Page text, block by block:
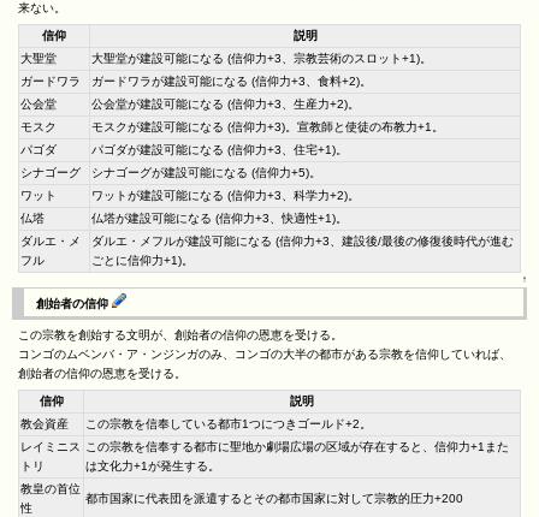
来ない。
信仰
説明
大聖堂
大聖堂が建設可能になる (信仰力+3、宗教芸術のスロット+1)。
ガードワラ
ガードワラが建設可能になる (信仰力+3、食料+2)。
公会堂
公会堂が建設可能になる (信仰力+3、生産力+2)。
モスク
モスクが建設可能になる (信仰力+3)。宣教師と使徒の布教力+1。
パゴダ
パゴダが建設可能になる (信仰力+3、住宅+1)。
シナゴーグ
シナゴーグが建設可能になる (信仰力+5)。
ワット
ワットが建設可能になる (信仰力+3、科学力+2)。
仏塔
仏塔が建設可能になる (信仰力+3、快適性+1)。
ダルエ・メ
フル
ダルエ・メフルが建設可能になる (信仰力+3、建設後/最後の修復後時代が進む
ごとに信仰力+1)。
↑
創始者の信仰
この宗教を創始する文明が、創始者の信仰の恩恵を受ける。
コンゴのムベンバ・ア・ンジンガのみ、コンゴの大半の都市がある宗教を信仰していれば、
創始者の信仰の恩恵を受ける。
信仰
説明
教会資産
この宗教を信奉している都市1つにつきゴールド+2。
レイミニス
トリ
この宗教を信奉する都市に聖地か劇場広場の区域が存在すると、信仰力+1また
は文化力+1が発生する。
教皇の首位
性
都市国家に代表団を派遣するとその都市国家に対して宗教的圧力+200